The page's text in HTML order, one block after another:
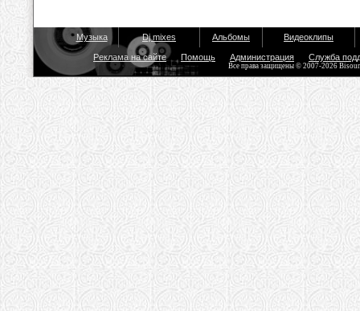
Музыка Dj mixes Альбомы Видеоклипы
Реклама на сайте Помощь Администрация Служба
Все права защищены © 2007-2026